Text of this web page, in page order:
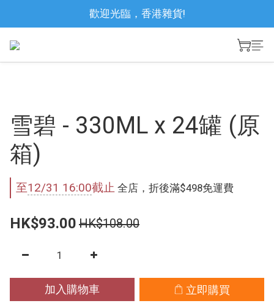
歡迎光臨，香港雜貨!
雪碧 - 330ML x 24罐 (原
箱)
至12/31 16:00截止 全店，折後滿$498免運費
HK$93.00 HK$108.00
加入購物車 立即購買